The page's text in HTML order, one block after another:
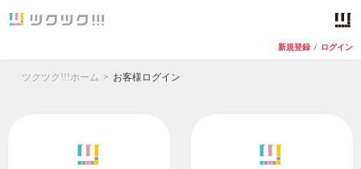
新規登録 / ログイン
ツクツク!!!ホーム お客様ログイン